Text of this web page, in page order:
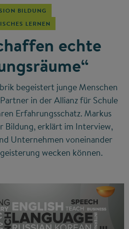
BILDUNG
LERNEN
echte
begeistert junge Menschen
in der Allianz für Schule
Erfahrungsschatz. Markus
Bildung, erklärt im Interview,
Unternehmen voneinander
wecken können.